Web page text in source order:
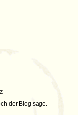
der Blog sage.